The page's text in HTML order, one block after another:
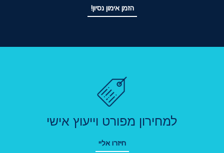
הזמן אימון נסיון!
למחירון מפורט וייעוץ אישי
חיזרו אליי